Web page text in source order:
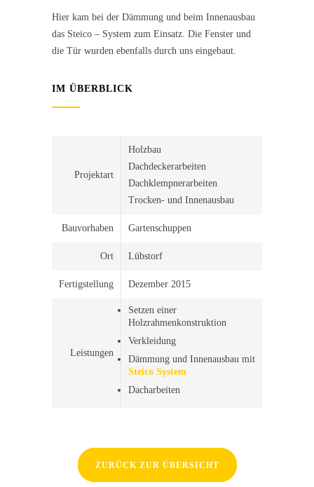
Hier kam bei der Dämmung und beim Innenausbau
das Steico – System zum Einsatz. Die Fenster und
die Tür wurden ebenfalls durch uns eingebaut.
IM ÜBERBLICK
Projektart
Holzbau
Dachdeckerarbeiten
Dachklempnerarbeiten
Trocken- und Innenausbau
Bauvorhaben Gartenschuppen
Ort Lübstorf
Fertigstellung Dezember 2015
Leistungen
Setzen einer
Holzrahmenkonstruktion
Verkleidung
Dämmung und Innenausbau mit
Steico System
Dacharbeiten
ZURÜCK ZUR ÜBERSICHT